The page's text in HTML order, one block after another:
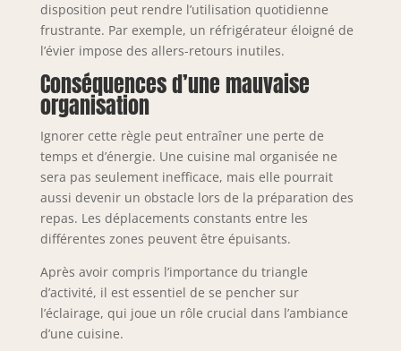
disposition peut rendre l’utilisation quotidienne
frustrante. Par exemple, un réfrigérateur éloigné de
l’évier impose des allers-retours inutiles.
Conséquences d’une mauvaise
organisation
Ignorer cette règle peut entraîner une perte de
temps et d’énergie. Une cuisine mal organisée ne
sera pas seulement inefficace, mais elle pourrait
aussi devenir un obstacle lors de la préparation des
repas. Les déplacements constants entre les
différentes zones peuvent être épuisants.
Après avoir compris l’importance du triangle
d’activité, il est essentiel de se pencher sur
l’éclairage, qui joue un rôle crucial dans l’ambiance
d’une cuisine.